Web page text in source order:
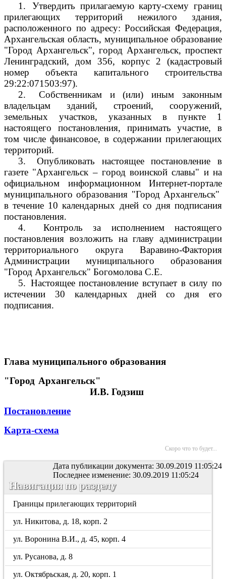
1.
Утвердить прилагаемую карту-схему границ
прилегающих территорий нежилого здания,
расположенного по адресу: Российская Федерация,
Архангельская область, муниципальное образование
"Город Архангельск", город Архангельск, проспект
Ленинградский, дом 356, корпус 2 (кадастровый
номер объекта капитального строительства
29:22:071503:97).
2.
Собственникам и (или) иным законным
владельцам зданий, строений, сооружений,
земельных участков, указанных в пункте 1
настоящего постановления, принимать участие, в
том числе финансовое, в содержании прилегающих
территорий.
3.
Опубликовать настоящее постановление в
газете "Архангельск – город воинской славы" и на
официальном информационном Интернет-портале
муниципального образования "Город Архангельск"
в течение 10 календарных дней со дня подписания
постановления.
4.
Контроль за исполнением настоящего
постановления возложить на главу администрации
территориального округа Варавино-Фактория
Администрации муниципального образования
"Город Архангельск" Богомолова С.Е.
5. Настоящее постановление вступает в силу по
истечении 30 календарных дней со дня его
подписания.
Глава муниципального образования
"Город Архангельск"
И.В. Годзиш
Постановление
Карта-схема
Скоро что то будет...
Дата публикации документа: 30.09.2019 11:05:24
Последнее изменение: 30.09.2019 11:05:24
Навигация по разделу
Границы прилегающих территорий
ул. Никитова, д. 18, корп. 2
ул. Воронина В.И., д. 45, корп. 4
ул. Русанова, д. 8
ул. Октябрьская, д. 20, корп. 1